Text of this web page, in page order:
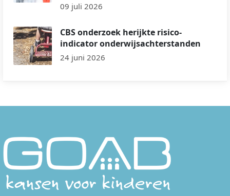
09 juli 2026
CBS onderzoek herijkte risico-
indicator onderwijsachterstanden
24 juni 2026